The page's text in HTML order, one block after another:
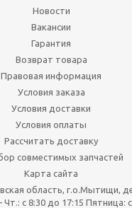
Новости
Вакансии
Гарантия
Возврат товара
Правовая информация
Условия заказа
Условия доставки
Условия оплаты
Рассчитать доставку
совместимых запчастей
Карта сайта
область, г.о.Мытищи,
с 8:30 до 17:15 Пятница: